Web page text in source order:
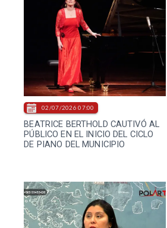
BEATRICE BERTHOLD CAUTIVÓ AL
PÚBLICO EN EL INICIO DEL CICLO
DE PIANO DEL MUNICIPIO
02/07/2026 07:00